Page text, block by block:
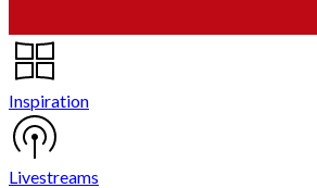
Inspiration
Livestreams